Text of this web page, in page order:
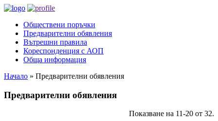
Обществени поръчки
Предварителни обявления
Вътрешни правила
Кореспонденция с АОП
Обща информация
Начало » Предварителни обявления
Предварителни обявления
Показване на 11-20 от 32.